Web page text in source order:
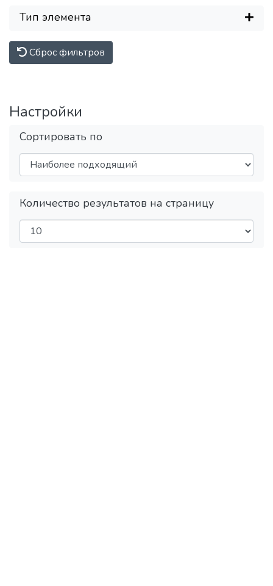
Тип элемента
Сброс фильтров
Настройки
Сортировать по
Количество результатов на страницу